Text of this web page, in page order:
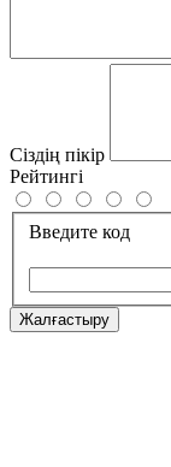
Сіздің пікір
Рейтингі
Введите код
Жалғастыру